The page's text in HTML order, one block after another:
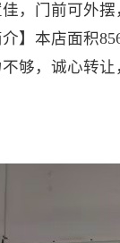
，门前可外摆
】本店面积
够，诚心转